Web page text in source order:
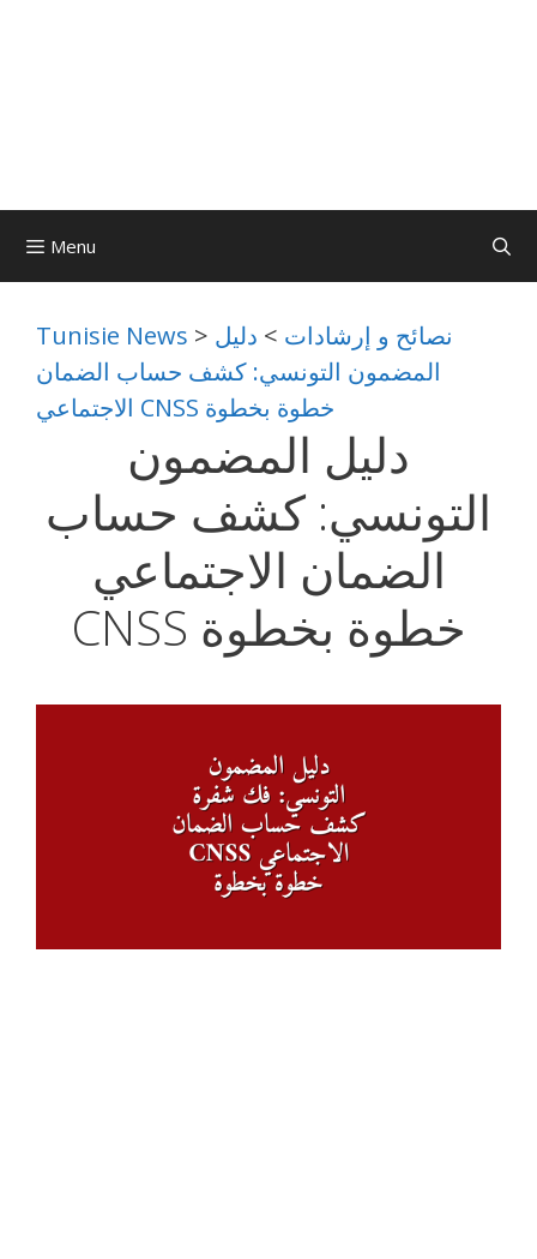
Menu
Tunisie News > نصائح و إرشادات > دليل
المضمون التونسي: كشف حساب الضمان
الاجتماعي CNSS خطوة بخطوة
دليل المضمون
التونسي: كشف حساب
الضمان الاجتماعي
CNSS خطوة بخطوة